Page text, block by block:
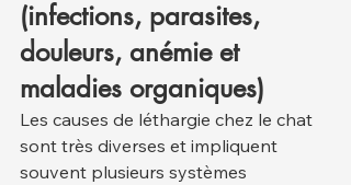
(infections, parasites,
douleurs, anémie et
maladies organiques)
Les causes de léthargie chez le chat
sont très diverses et impliquent
souvent plusieurs systèmes